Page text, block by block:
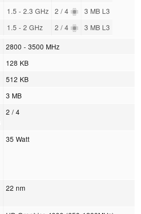
1.5 - 2.3 GHz 2 / 4 3 MB L3
1.5 - 2 GHz 2 / 4 3 MB L3
2800 - 3500 MHz
128 KB
512 KB
3 MB
2 / 4
35 Watt
22 nm